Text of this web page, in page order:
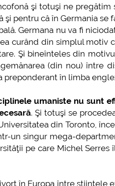
şi totuşi ne
pentru că în Germania se
Germana nu va fi
curând din simplul motiv
Şi bineînteles din
(din nou) între
în limba
umaniste nu sunt
. Şi totuşi se
din Toronto,
un singur mega-
pe care Michel
în Europa între ştiinţele